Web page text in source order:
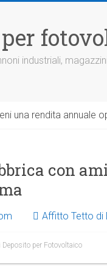
industriali,
una rendita
con
Affitto Tetto di
Deposito per Fotovoltaico